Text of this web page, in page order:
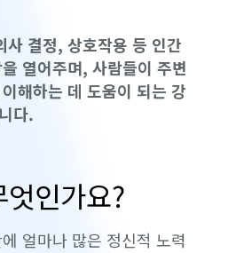
결정, 상호작용 등 인간
열어주며, 사람들이 주변
해하는 데 도움이 되는 강
다.
인가요?
얼마나 많은 정신적 노력